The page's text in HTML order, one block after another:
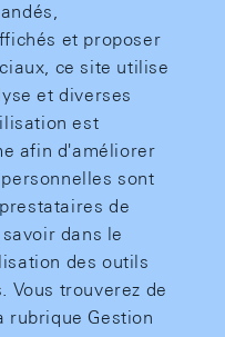
et proposer
ce site utilise
et diverses
est
afin d'améliorer
sont
de
dans le
des outils
Vous trouverez de
rubrique Gestion